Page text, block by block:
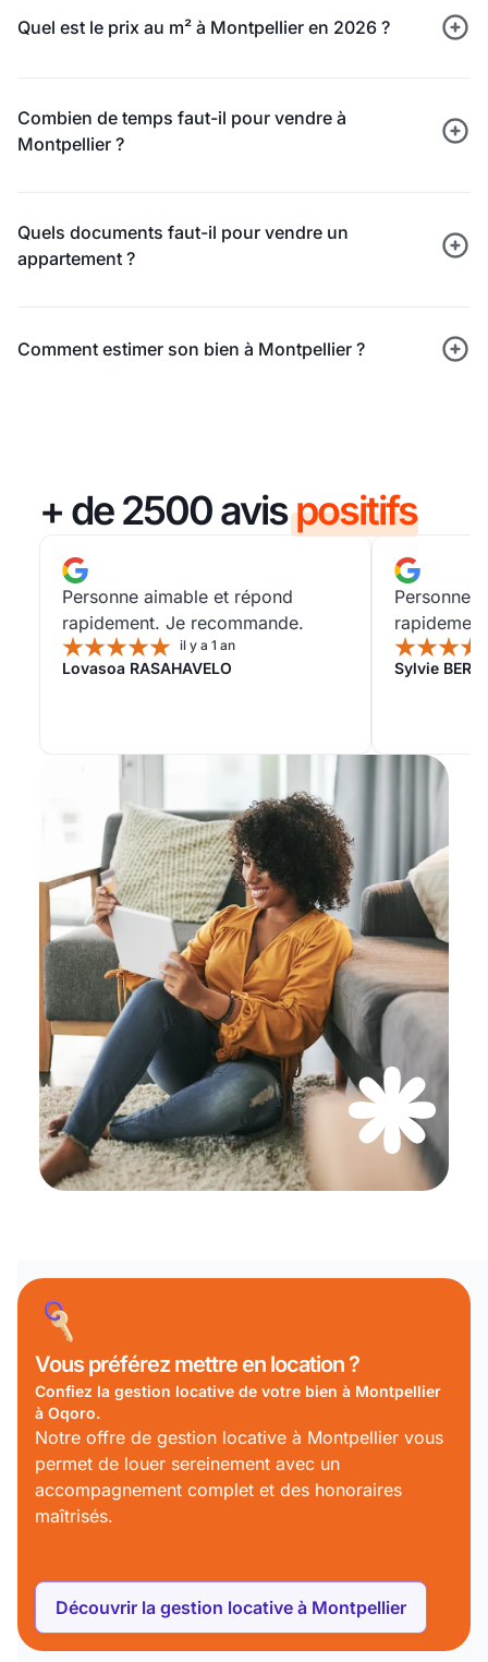
Quel est le prix au m² à Montpellier en 2026 ?
Combien de temps faut-il pour vendre à
Montpellier ?
Quels documents faut-il pour vendre un
appartement ?
Comment estimer son bien à Montpellier ?
+ de 2500 avispositifs
Personne aimable et répond
rapidement. Je recommande.
il y a 1 an
Lovasoa RASAHAVELO
Personne
Sylvie
Vous préférezmettre en location ?
Confiez la gestion locative de votre bien à Montpellier
à Oqoro.
Notre offre de gestion locative à Montpellier vous
permet de louer sereinement avec un
accompagnement complet et des honoraires
maîtrisés.
Découvrir la gestion locative à Montpellier